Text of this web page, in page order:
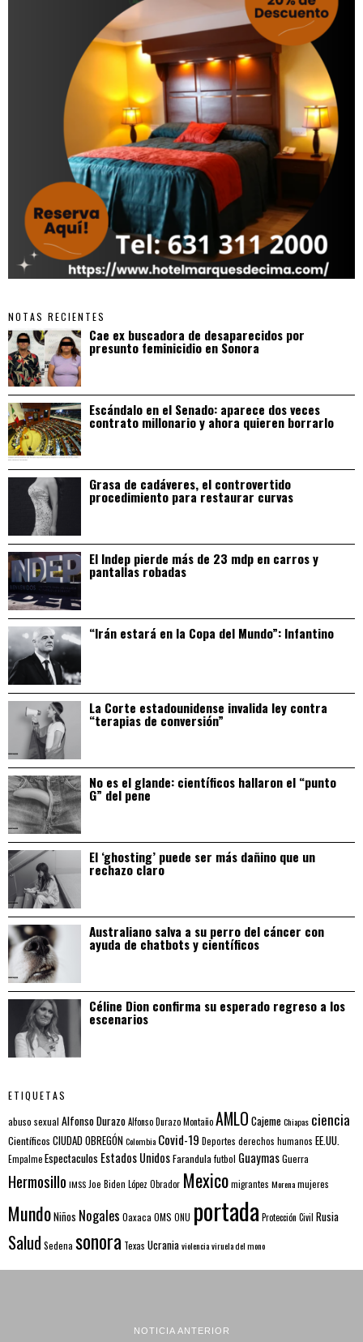
NOTAS RECIENTES
Cae ex buscadora de desaparecidos por
presunto feminicidio en Sonora
Escándalo en el Senado: aparece dos veces
contrato millonario y ahora quieren borrarlo
Grasa de cadáveres, el controvertido
procedimiento para restaurar curvas
El Indep pierde más de 23 mdp en carros y
pantallas robadas
“Irán estará en la Copa del Mundo”: Infantino
La Corte estadounidense invalida ley contra
“terapias de conversión”
No es el glande: científicos hallaron el “punto
G” del pene
El ‘ghosting’ puede ser más dañino que un
rechazo claro
Australiano salva a su perro del cáncer con
ayuda de chatbots y científicos
Céline Dion confirma su esperado regreso a los
escenarios
ETIQUETAS
abuso sexual Alfonso DurazoAlfonso Durazo MontañoAMLO CajemeChiapas ciencia
Científicos CIUDAD OBREGÓNColombia Covid-19 Deportes derechos humanos EE.UU.
EmpalmeEspectaculos Estados UnidosFarandula futbol GuaymasGuerra
Hermosillo IMSS Joe Biden López Obrador Mexicomigrantes Morenamujeres
MundoNiños Nogales Oaxaca OMS ONU portada Protección Civil Rusia
Salud Sedena sonora Texas Ucraniaviolenciaviruela del mono
NOTICIA ANTERIOR